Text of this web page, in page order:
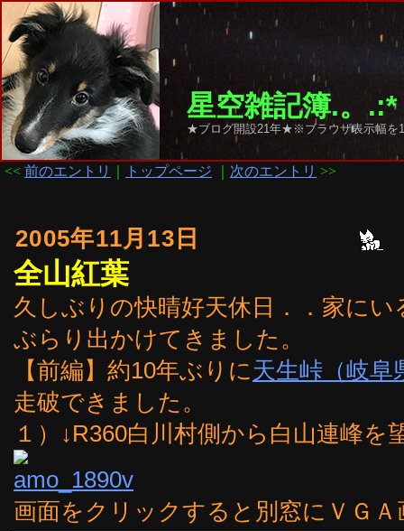
星空雑記簿.。
★ブログ開設21年★※ブラウザ表示幅を
<< 前のエントリ トップページ 次のエントリ >>
2005年11月13日
全山紅葉
久しぶりの快晴好天休日．．家に
ぶらり出かけてきました。
【前編】約10年ぶりに天生峠（岐阜
走破できました。
１）↓R360白川村側から白山連峰を
画面をクリックすると別窓にＶＧ